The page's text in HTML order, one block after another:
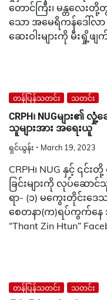
တောင်ကြီး၊ မန္တလေး
သော အမေရိကန်ဒေါ်လာ
ဆေးဝါးများကို မီးရှို့ဖ
တန်ပြန်သတင်း သတင်း
CRPH၊ NUGများ၏ လှုံ့
သူများအား အရေးယူ
ရှင်ယွန်း March 19, 2023
CRPH၊ NUG နှင့် ၎င်
ခြင်းများကို လုပ်ဆော
ရာ- (၁) မကွေးတိုင်းဒေ
စေတနာ(က)ရပ်ကွက်န
“Thant Zin Htun”
တန်ပြန်သတင်း သတင်း